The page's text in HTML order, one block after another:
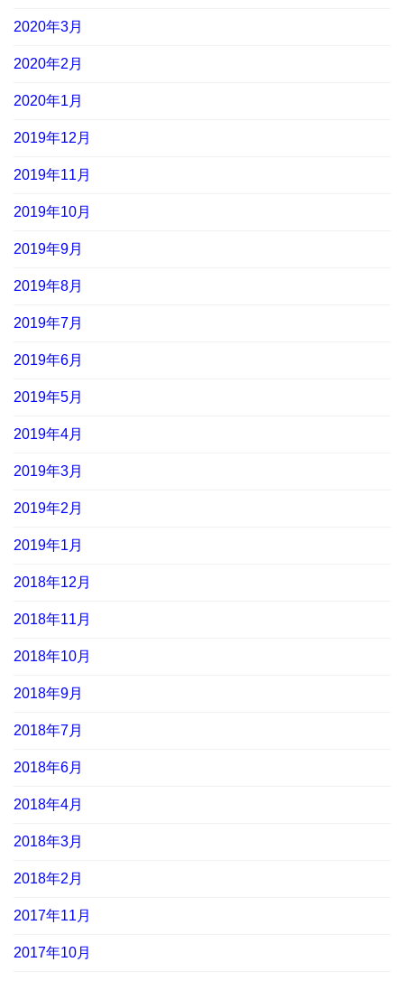
2020年3月
2020年2月
2020年1月
2019年12月
2019年11月
2019年10月
2019年9月
2019年8月
2019年7月
2019年6月
2019年5月
2019年4月
2019年3月
2019年2月
2019年1月
2018年12月
2018年11月
2018年10月
2018年9月
2018年7月
2018年6月
2018年4月
2018年3月
2018年2月
2017年11月
2017年10月